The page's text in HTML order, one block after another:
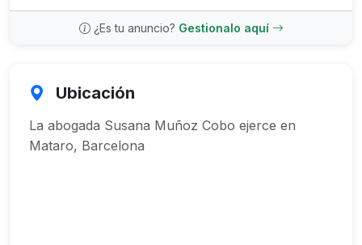
¿Es tu anuncio? Gestionalo aquí
Ubicación
La abogada Susana Muñoz Cobo ejerce en
Mataro, Barcelona